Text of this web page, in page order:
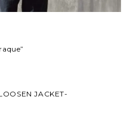
JACKET-